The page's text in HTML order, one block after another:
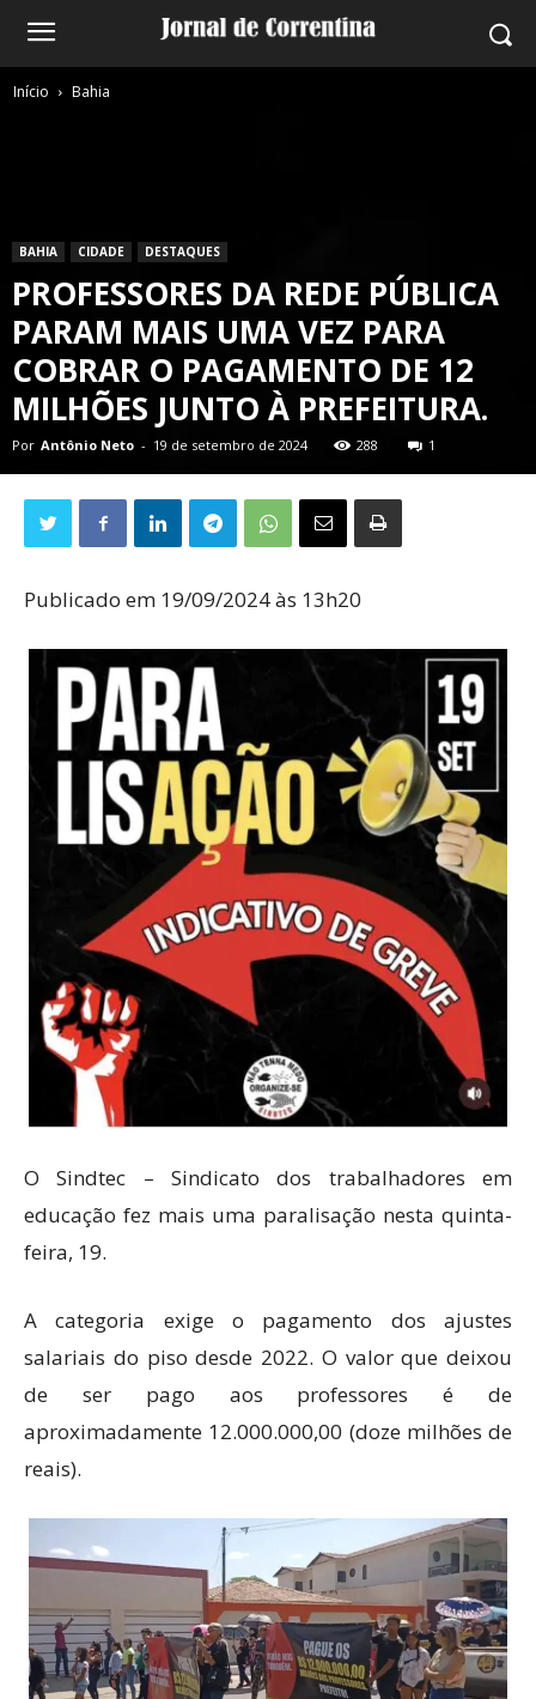
Início Bahia
BAHIA CIDADE DESTAQUES
PROFESSORES DA REDE PÚBLICA
PARAM MAIS UMA VEZ PARA
COBRAR O PAGAMENTO DE 12
MILHÕES JUNTO À PREFEITURA.
Por Antônio Neto - 19 de setembro de 2024 288 1
Publicado em 19/09/2024 às 13h20
O Sindtec – Sindicato dos trabalhadores em
educação fez mais uma paralisação nesta quinta-
feira, 19.
A categoria exige o pagamento dos ajustes
salariais do piso desde 2022. O valor que deixou
de ser pago aos professores é de
aproximadamente 12.000.000,00 (doze milhões de
reais).